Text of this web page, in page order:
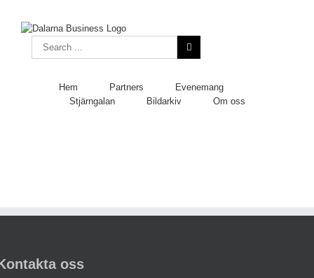
content
Search
for:
Hem Partners
Evenemang
Stjärngalan
Bildarkiv Om oss
oss